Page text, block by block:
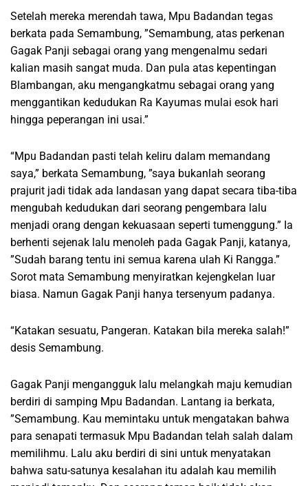
Setelah mereka merendah tawa, Mpu Badandan tegas
berkata pada Semambung, ”Semambung, atas perkenan
Gagak Panji sebagai orang yang mengenalmu sedari
kalian masih sangat muda. Dan pula atas kepentingan
Blambangan, aku mengangkatmu sebagai orang yang
menggantikan kedudukan Ra Kayumas mulai esok hari
hingga peperangan ini usai.”
“Mpu Badandan pasti telah keliru dalam memandang
saya,” berkata Semambung, ”saya bukanlah seorang
prajurit jadi tidak ada landasan yang dapat secara tiba-tiba
mengubah kedudukan dari seorang pengembara lalu
menjadi orang dengan kekuasaan seperti tumenggung.” Ia
berhenti sejenak lalu menoleh pada Gagak Panji, katanya,
”Sudah barang tentu ini semua karena ulah Ki Rangga.”
Sorot mata Semambung menyiratkan kejengkelan luar
biasa. Namun Gagak Panji hanya tersenyum padanya.
“Katakan sesuatu, Pangeran. Katakan bila mereka salah!”
desis Semambung.
Gagak Panji mengangguk lalu melangkah maju kemudian
berdiri di samping Mpu Badandan. Lantang ia berkata,
”Semambung. Kau memintaku untuk mengatakan bahwa
para senapati termasuk Mpu Badandan telah salah dalam
memilihmu. Lalu aku berdiri di sini untuk menyatakan
bahwa satu-satunya kesalahan itu adalah kau memilih